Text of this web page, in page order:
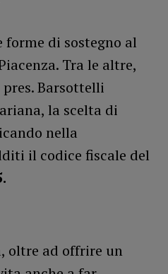
forme di sostegno al
Tra le altre,
Barsottelli
la scelta di
nella
il codice fiscale del
oltre ad offrire un